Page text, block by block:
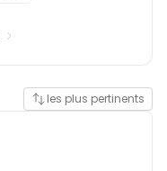
les plus pertinents